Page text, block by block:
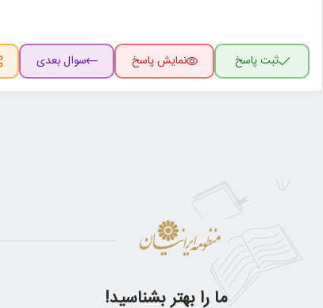
ثبت پاسخ نمایش پاسخ سوال بعدی
ما را بهتر بشناسید!